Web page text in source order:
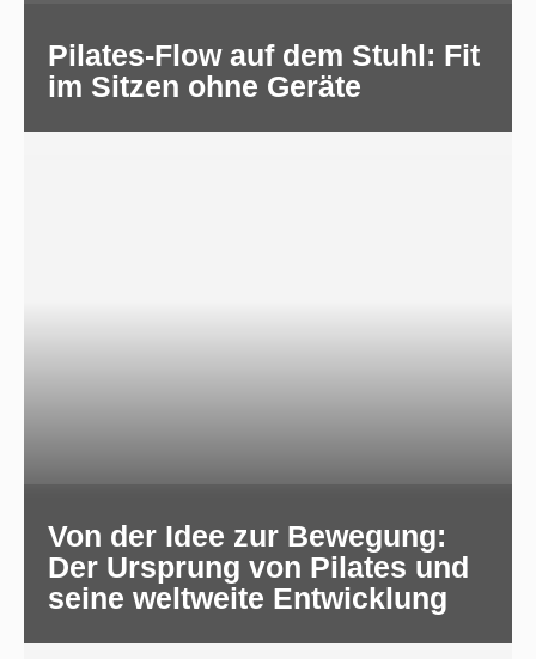
Pilates-Flow auf dem Stuhl: Fit
im Sitzen ohne Geräte
Von der Idee zur Bewegung:
Der Ursprung von Pilates und
seine weltweite Entwicklung